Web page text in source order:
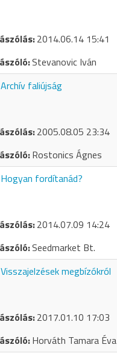
2014.06.14 15:41
Stevanovic Iván
Archív faliújság
2005.08.05 23:34
Rostonics Ágnes
Hogyan fordítanád?
2014.07.09 14:24
Seedmarket Bt.
Visszajelzések megbízókról
2017.01.10 17:03
Horváth Tamara Éva